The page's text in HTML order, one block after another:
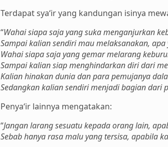
Terdapat sya‘ir yang kandungan isinya
“Wahai siapa saja yang suka menganjurkan
Sampai kalian sendiri mau melaksanakan,
Wahai siapa saja yang gemar melarang
Sampai kalian siap menghindarkan diri dari
Kalian hinakan dunia dan para pemujanya
Sedangkan kalian sendiri menjadi bagian dari
Penya‘ir lainnya mengatakan:
“Jangan larang sesuatu kepada orang lain,
Sebab hanya rasa malu yang tersisa, apabila